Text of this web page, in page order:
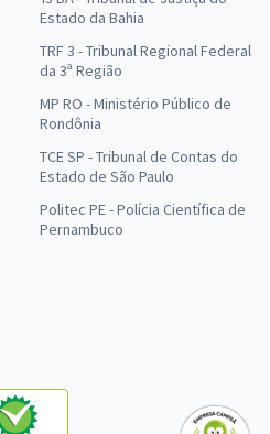
Estado da Bahia
TRF 3 - Tribunal Regional Federal
da 3ª Região
MP RO - Ministério Público de
Rondônia
TCE SP - Tribunal de Contas do
Estado de São Paulo
Politec PE - Polícia Científica de
Pernambuco